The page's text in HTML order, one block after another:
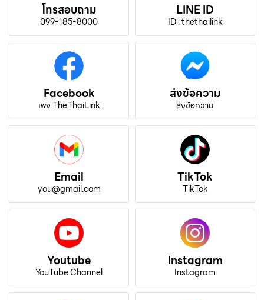
โทรสอบถาม
099-185-8000
LINE ID
ID : thethailink
Facebook
เพจ TheThaiLink
ส่งข้อความ
ส่งข้อความ
Email
you@gmail.com
TikTok
TikTok
Youtube
YouTube Channel
Instagram
Instagram